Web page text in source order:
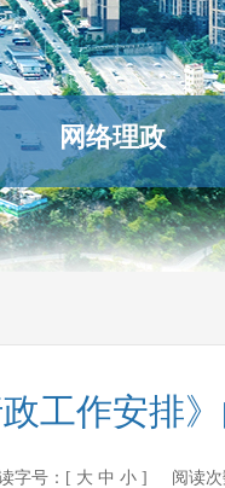
网络理政
工作安排
字号：[ 大 中 小 ] 阅读次